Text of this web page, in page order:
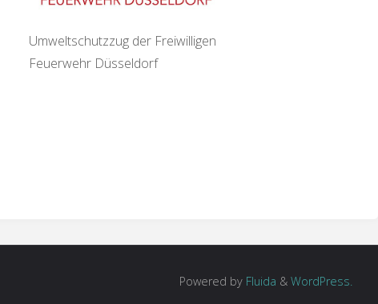
Umweltschutzzug der Freiwilligen
Feuerwehr Düsseldorf
Powered by Fluida & WordPress.